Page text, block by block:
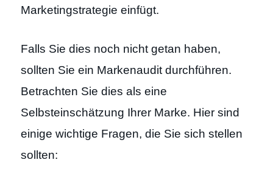
Marketingstrategie einfügt.
Falls Sie dies noch nicht getan haben,
sollten Sie ein Markenaudit durchführen.
Betrachten Sie dies als eine
Selbsteinschätzung Ihrer Marke. Hier sind
einige wichtige Fragen, die Sie sich stellen
sollten: